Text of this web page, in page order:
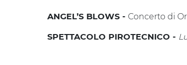
ANGEL’S BLOWS - Concerto di
SPETTACOLO PIROTECNICO -